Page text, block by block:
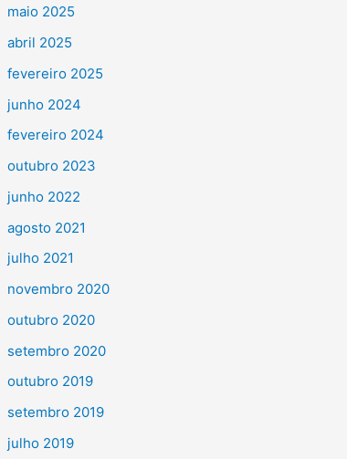
maio 2025
abril 2025
fevereiro 2025
junho 2024
fevereiro 2024
outubro 2023
junho 2022
agosto 2021
julho 2021
novembro 2020
outubro 2020
setembro 2020
outubro 2019
setembro 2019
julho 2019